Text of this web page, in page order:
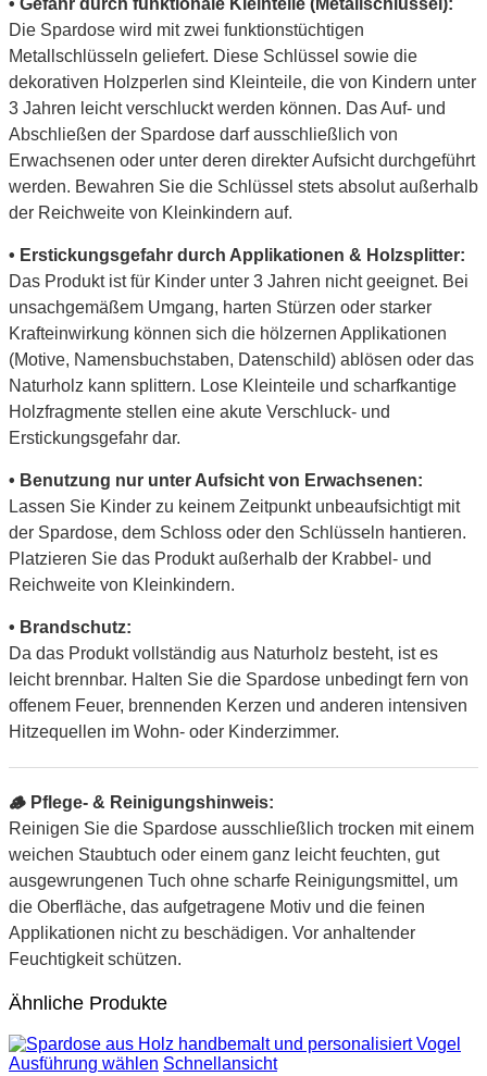
• Gefahr durch funktionale Kleinteile (Metallschlüssel):
Die Spardose wird mit zwei funktionstüchtigen
Metallschlüsseln geliefert. Diese Schlüssel sowie die
dekorativen Holzperlen sind Kleinteile, die von Kindern unter
3 Jahren leicht verschluckt werden können. Das Auf- und
Abschließen der Spardose darf ausschließlich von
Erwachsenen oder unter deren direkter Aufsicht durchgeführt
werden. Bewahren Sie die Schlüssel stets absolut außerhalb
der Reichweite von Kleinkindern auf.
• Erstickungsgefahr durch Applikationen & Holzsplitter:
Das Produkt ist für Kinder unter 3 Jahren nicht geeignet. Bei
unsachgemäßem Umgang, harten Stürzen oder starker
Krafteinwirkung können sich die hölzernen Applikationen
(Motive, Namensbuchstaben, Datenschild) ablösen oder das
Naturholz kann splittern. Lose Kleinteile und scharfkantige
Holzfragmente stellen eine akute Verschluck- und
Erstickungsgefahr dar.
• Benutzung nur unter Aufsicht von Erwachsenen:
Lassen Sie Kinder zu keinem Zeitpunkt unbeaufsichtigt mit
der Spardose, dem Schloss oder den Schlüsseln hantieren.
Platzieren Sie das Produkt außerhalb der Krabbel- und
Reichweite von Kleinkindern.
• Brandschutz:
Da das Produkt vollständig aus Naturholz besteht, ist es
leicht brennbar. Halten Sie die Spardose unbedingt fern von
offenem Feuer, brennenden Kerzen und anderen intensiven
Hitzequellen im Wohn- oder Kinderzimmer.
🪵 Pflege- & Reinigungshinweis:
Reinigen Sie die Spardose ausschließlich trocken mit einem
weichen Staubtuch oder einem ganz leicht feuchten, gut
ausgewrungenen Tuch ohne scharfe Reinigungsmittel, um
die Oberfläche, das aufgetragene Motiv und die feinen
Applikationen nicht zu beschädigen. Vor anhaltender
Feuchtigkeit schützen.
Ähnliche Produkte
Ausführung wählen Schnellansicht